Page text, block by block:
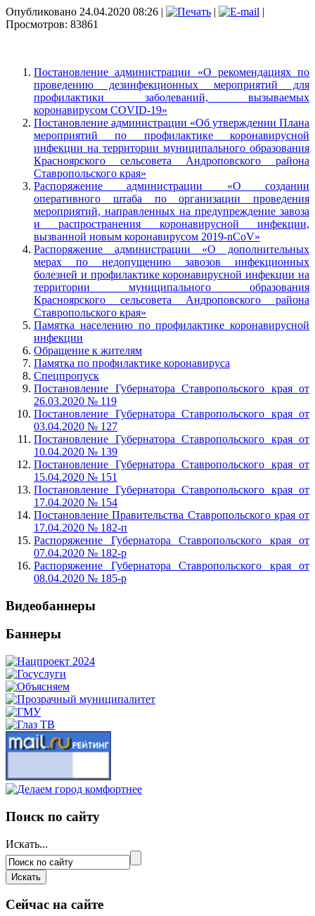
Опубликовано 24.04.2020 08:26 | |
|
Просмотров: 83861
Постановление администрации «О рекомендациях по
проведению дезинфекционных мероприятий для
профилактики заболеваний, вызываемых
коронавирусом COVID-19»
Постановление администрации «Об утверждении Плана
мероприятий по профилактике коронавирусной
инфекции на территории муниципального образования
Красноярского сельсовета Андроповского района
Ставропольского края»
Распоряжение администрации «О создании
оперативного штаба по организации проведения
мероприятий, направленных на предупреждение завоза
и распространения коронавирусной инфекции,
вызванной новым коронавирусом 2019-nCоV»
Распоряжение администрации «О дополнительных
мерах по недопущению завозов инфекционных
болезней и профилактике коронавирусной инфекции на
территории муниципального образования
Красноярского сельсовета Андроповского района
Ставропольского края»
Памятка населению по профилактике коронавирусной
инфекции
Обращение к жителям
Памятка по профилактике коронавируса
Спецпропуск
Постановление Губернатора Ставропольского края от
26.03.2020 № 119
Постановление Губернатора Ставропольского края от
03.04.2020 № 127
Постановление Губернатора Ставропольского края от
10.04.2020 № 139
Постановление Губернатора Ставропольского края от
15.04.2020 № 151
Постановление Губернатора Ставропольского края от
17.04.2020 № 154
Постановление Правительства Ставропольского края от
17.04.2020 № 182-п
Распоряжение Губернатора Ставропольского края от
07.04.2020 № 182-р
Распоряжение Губернатора Ставропольского края от
08.04.2020 № 185-р
Видеобаннеры
Баннеры
Поиск по сайту
Искать...
Сейчас на сайте